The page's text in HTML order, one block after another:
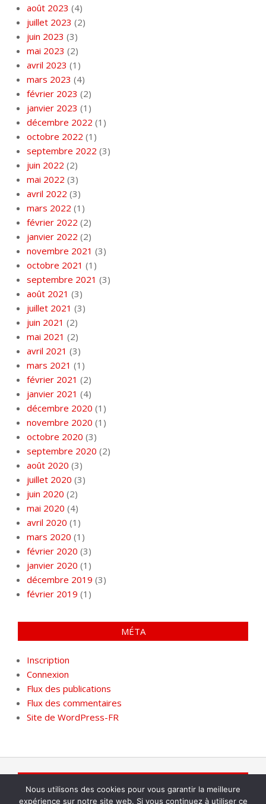
août 2023 (4)
juillet 2023 (2)
juin 2023 (3)
mai 2023 (2)
avril 2023 (1)
mars 2023 (4)
février 2023 (2)
janvier 2023 (1)
décembre 2022 (1)
octobre 2022 (1)
septembre 2022 (3)
juin 2022 (2)
mai 2022 (3)
avril 2022 (3)
mars 2022 (1)
février 2022 (2)
janvier 2022 (2)
novembre 2021 (3)
octobre 2021 (1)
septembre 2021 (3)
août 2021 (3)
juillet 2021 (3)
juin 2021 (2)
mai 2021 (2)
avril 2021 (3)
mars 2021 (1)
février 2021 (2)
janvier 2021 (4)
décembre 2020 (1)
novembre 2020 (1)
octobre 2020 (3)
septembre 2020 (2)
août 2020 (3)
juillet 2020 (3)
juin 2020 (2)
mai 2020 (4)
avril 2020 (1)
mars 2020 (1)
février 2020 (3)
janvier 2020 (1)
décembre 2019 (3)
février 2019 (1)
MÉTA
Inscription
Connexion
Flux des publications
Flux des commentaires
Site de WordPress-FR
Nous utilisons des cookies pour vous garantir la meilleure
expérience sur notre site web. Si vous continuez à utiliser ce